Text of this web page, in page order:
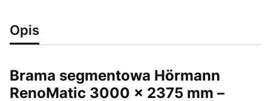
Opis
Brama segmentowa Hörmann
RenoMatic 3000 × 2375 mm –